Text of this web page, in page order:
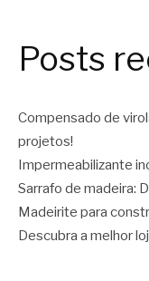
Posts
Compensado de
projetos!
Impermeabilizante
Sarrafo de madeira:
Madeirite para
Descubra a melhor